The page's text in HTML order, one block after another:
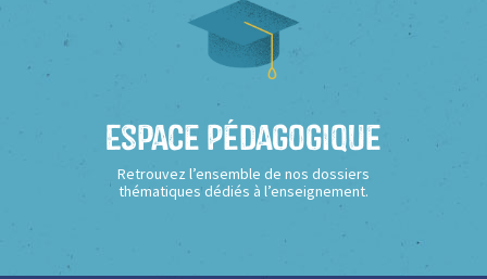
Espace Pédagogique
Retrouvez l’ensemble de nos dossiers
thématiques dédiés à l’enseignement.